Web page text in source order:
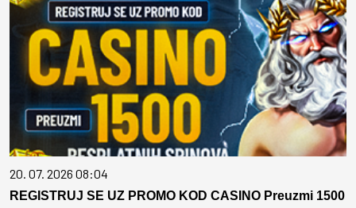
20. 07. 2026 08:04
REGISTRUJ SE UZ PROMO KOD CASINO Preuzmi 1500